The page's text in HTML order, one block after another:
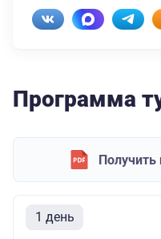
Программа
Получить
1 день